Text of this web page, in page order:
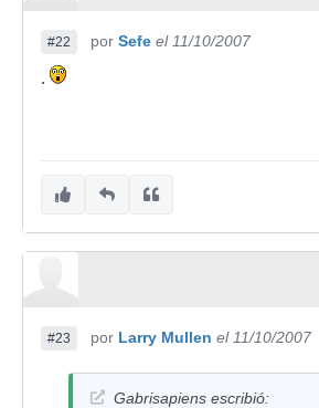
#22 por Sefe el 11/10/2007
.
#23 por Larry Mullen el 11/10/2007
Gabrisapiens escribió: